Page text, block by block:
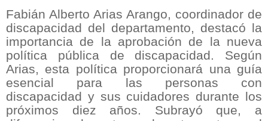
Fabián Alberto Arias Arango, coordinador de
discapacidad del departamento, destacó la
importancia de la aprobación de la nueva
política pública de discapacidad. Según
Arias, esta política proporcionará una guía
esencial para las personas con
discapacidad y sus cuidadores durante los
próximos diez años. Subrayó que, a